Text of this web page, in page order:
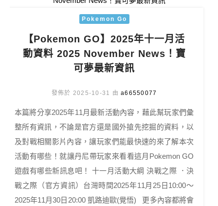
Pokemon Go
【Pokemon GO】2025年十一月活
動資料 2025 November News！寶
可夢最新資訊
發佈於 2025-10-31 由 a66550077
本篇將分享2025年11月最新活動內容，藉此幫玩家們彙
整所有資訊，不論是官方還是國外搶先挖掘的資料，以
及對戰相關影片內容，讓玩家們能最快速的來了解本次
活動有哪些！就讓丹尼帶玩家來看看這月Pokemon GO
遊戲有哪些新訊息吧！ 十一月活動大綱 決戰之際 ．決
戰之際（官方資訊）台灣時間2025年11月25日10:00～
2025年11月30日20:00 凱路迪歐(覺悟) 更多內容都將會